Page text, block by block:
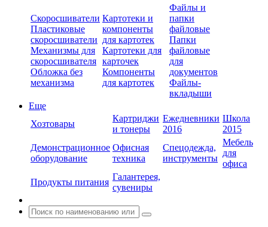
Скоросшиватели
Пластиковые
скоросшиватели
Механизмы для
скоросшивателя
Обложка без
механизма
Картотеки и
компоненты
для картотек
Картотеки для
карточек
Компоненты
для картотек
Файлы и
папки
файловые
Папки
файловые
для
документов
Файлы-
вкладыши
Еще
Хозтовары
Картриджи
и тонеры
Ежедневники
2016
Школа
2015
Демонстрационное
оборудование
Офисная
техника
Спецодежда,
инструменты
Мебель
для
офиса
Продукты питания
Галантерея,
сувениры